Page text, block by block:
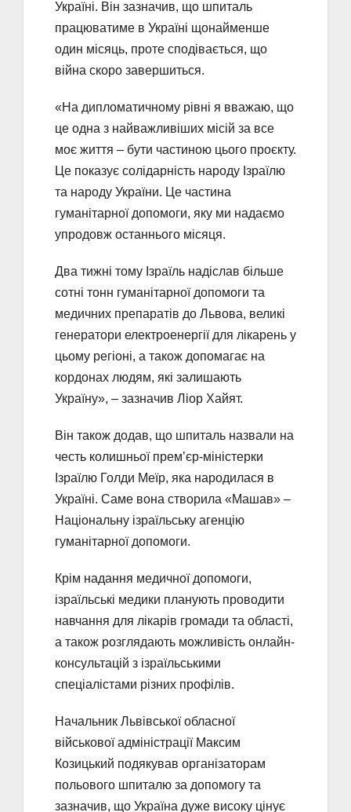
Україні. Він зазначив, що шпиталь
працюватиме в Україні щонайменше
один місяць, проте сподівається, що
війна скоро завершиться.
«На дипломатичному рівні я вважаю, що
це одна з найважливіших місій за все
моє життя – бути частиною цього проєкту.
Це показує солідарність народу Ізраїлю
та народу України. Це частина
гуманітарної допомоги, яку ми надаємо
упродовж останнього місяця.
Два тижні тому Ізраїль надіслав більше
сотні тонн гуманітарної допомоги та
медичних препаратів до Львова, великі
генератори електроенергії для лікарень у
цьому регіоні, а також допомагає на
кордонах людям, які залишають
Україну», – зазначив Ліор Хайят.
Він також додав, що шпиталь назвали на
честь колишньої прем’єр-міністерки
Ізраїлю Голди Меїр, яка народилася в
Україні. Саме вона створила «Машав» –
Національну ізраїльську агенцію
гуманітарної допомоги.
Крім надання медичної допомоги,
ізраїльські медики планують проводити
навчання для лікарів громади та області,
а також розглядають можливість онлайн-
консультацій з ізраїльськими
спеціалістами різних профілів.
Начальник Львівської обласної
військової адміністрації Максим
Козицький подякував організаторам
польового шпиталю за допомогу та
зазначив, що Україна дуже високу цінує